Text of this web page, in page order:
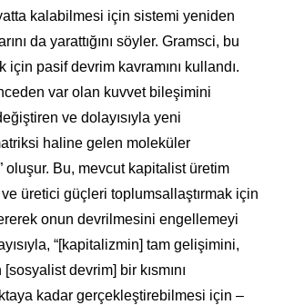
kalabilmesi için sistemi yeniden
da yarattığını söyler. Gramsci, bu
için pasif devrim kavramını kullandı.
var olan kuvvet bileşimini
ve dolayısıyla yeni
haline gelen moleküler
oluşur. Bu, mevcut kapitalist üretim
ve üretici güçleri toplumsallaştırmak için
onun devrilmesini engellemeyi
“[kapitalizmin] tam gelişimini,
devrim] bir kısmını
kadar gerçekleştirebilmesi için –